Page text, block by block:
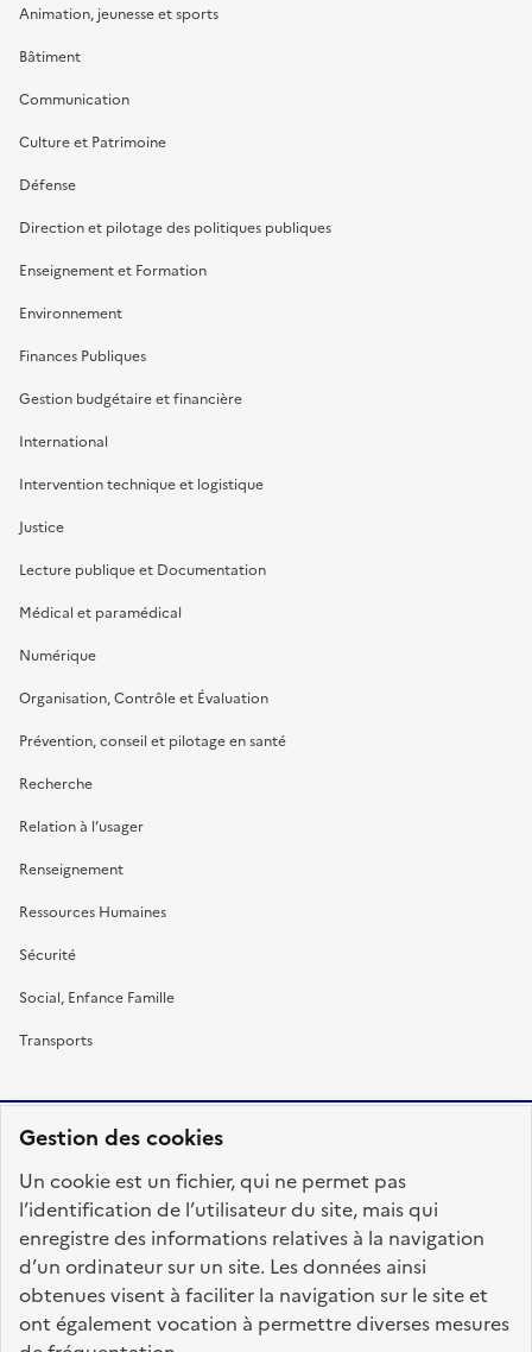
Gestion des cookies
Un cookie est un fichier, qui ne permet pas
l’identification de l’utilisateur du site, mais qui
enregistre des informations relatives à la navigation
d’un ordinateur sur un site. Les données ainsi
obtenues visent à faciliter la navigation sur le site et
ont également vocation à permettre diverses mesures
Animation, jeunesse et sports
Bâtiment
Communication
Culture et Patrimoine
Défense
Direction et pilotage des politiques publiques
Enseignement et Formation
Environnement
Finances Publiques
Gestion budgétaire et financière
International
Intervention technique et logistique
Justice
Lecture publique et Documentation
Médical et paramédical
Numérique
Organisation, Contrôle et Évaluation
Prévention, conseil et pilotage en santé
Recherche
Relation à l’usager
Renseignement
Ressources Humaines
Sécurité
Social, Enfance Famille
Transports
FRANÇAISE
fonction-publique.gouv.fr
legifrance.gouv.fr